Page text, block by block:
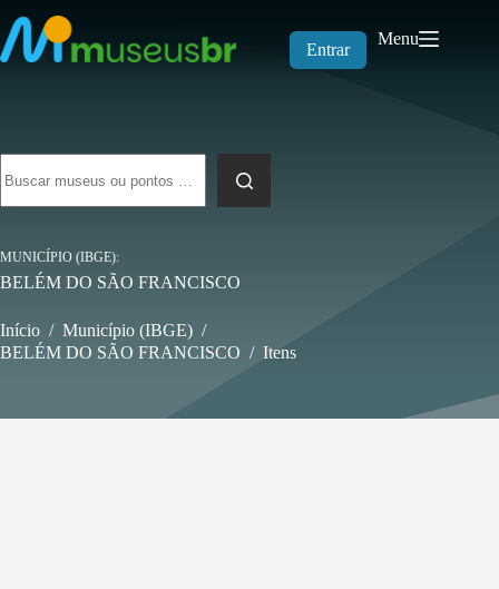
para
o
conteúdo
Entrar
Menu
resultados
MUNICÍPIO (IBGE)
BELÉM DO SÃO FRANCISCO
Início / Município (IBGE) /
BELÉM DO SÃO FRANCISCO / Itens